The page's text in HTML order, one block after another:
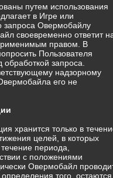
путем использования
в Игре или
запроса Овермобайлу
своевременно ответит
правом. В
Пользователя
запроса.
надзорному
его не
хранится только в
целей, в которых
периода,
с положениями
Овермобайл
того, остаются